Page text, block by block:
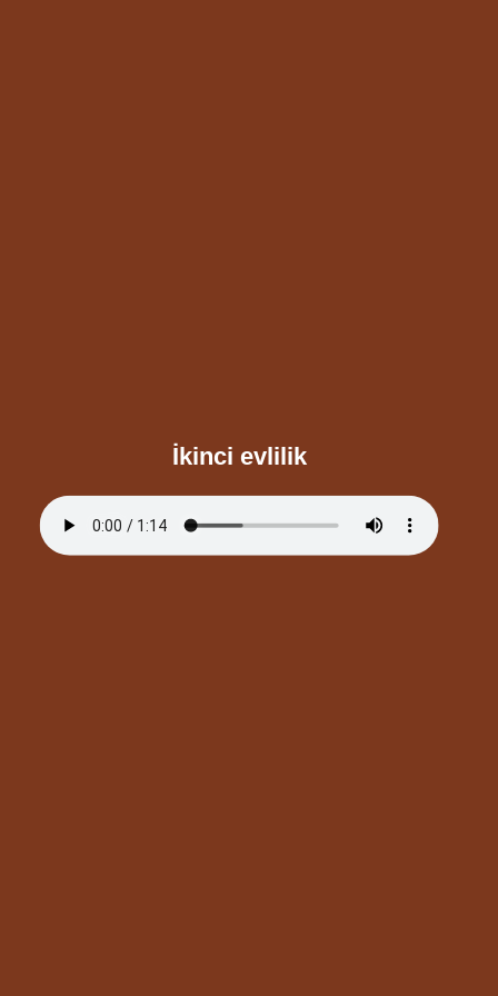
İkinci evlilik